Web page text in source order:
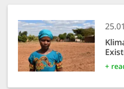
+